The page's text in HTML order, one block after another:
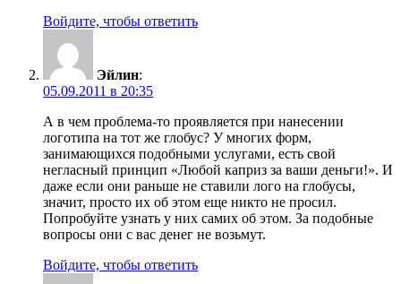
Войдите, чтобы ответить
Эйлин:
05.09.2011 в 20:35
А в чем проблема-то проявляется при нанесении
логотипа на тот же глобус? У многих форм,
занимающихся подобными услугами, есть свой
негласный принцип «Любой каприз за ваши деньги!». И
даже если они раньше не ставили лого на глобусы,
значит, просто их об этом еще никто не просил.
Попробуйте узнать у них самих об этом. За подобные
вопросы они с вас денег не возьмут.
Войдите, чтобы ответить